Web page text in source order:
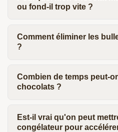
ou fond-il trop vite ?
Comment éliminer les
?
Combien de temps peut-
chocolats ?
Est-il vrai qu'on peut
congélateur pour